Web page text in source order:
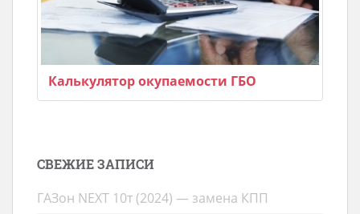
Калькулятор окупаемости ГБО
СВЕЖИЕ ЗАПИСИ
ГАЗон NEXT 10т (2024) — замена КПП